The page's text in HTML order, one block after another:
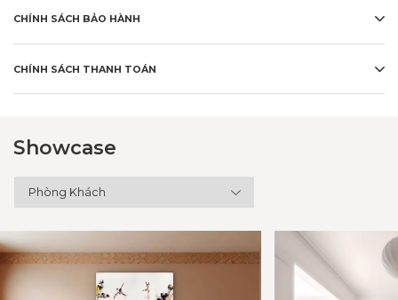
CHÍNH SÁCH BẢO HÀNH
CHÍNH SÁCH THANH TOÁN
Showcase